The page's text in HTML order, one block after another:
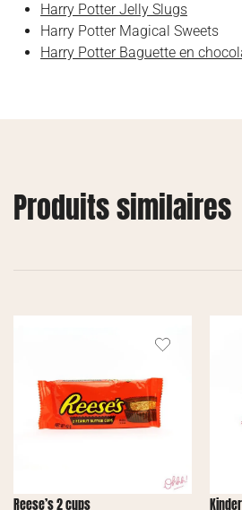
Harry Potter Jelly Slugs
Harry Potter Magical Sweets
Harry Potter Baguette en
Produits similaires
Reese’s 2 cups